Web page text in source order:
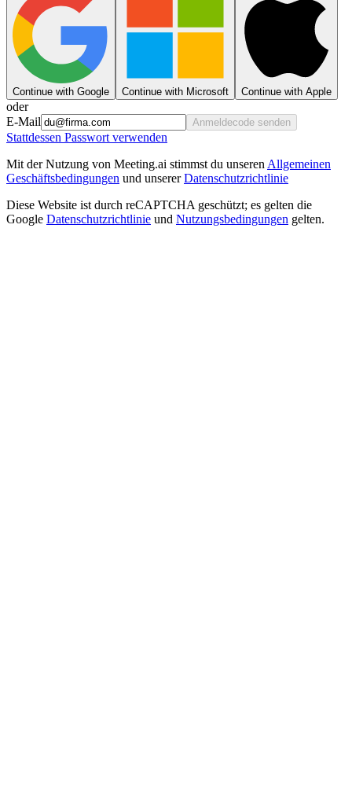
Continue with Google Continue with Microsoft Continue with Apple
oder
E-Mail
Anmeldecode senden
Stattdessen Passwort verwenden
Mit der Nutzung von Meeting.ai stimmst du unseren Allgemeinen
Geschäftsbedingungen und unsererDatenschutzrichtlinie
Diese Website ist durch reCAPTCHA geschützt; es gelten die
Google Datenschutzrichtlinie und Nutzungsbedingungen gelten.